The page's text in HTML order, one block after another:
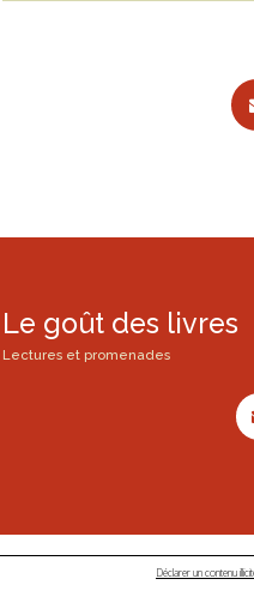
Le goût des livres
Lectures et promenades
Déclarer un contenu